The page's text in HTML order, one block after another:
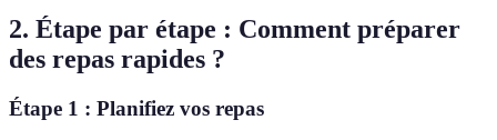
2. Étape par étape : Comment préparer
des repas rapides ?
Étape 1 : Planifiez vos repas